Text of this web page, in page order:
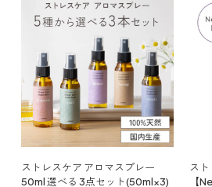
お部屋・シーン
トイレ
トイレ空間を快適にした
寝室
ぐっすり眠れる空間にし
帰宅・来客時も心地よ
目的・お悩み
消臭
製品タイプ
アロマディフューザ
商品一覧
ストレスケア アロマスプレー
50ml 選べる 3点セット(50ml×3)
ス
【